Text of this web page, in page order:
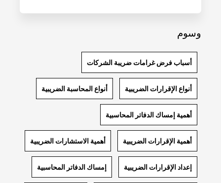
وسوم
أسباب فرض غرامات ضريبة الشركات
أنواع الإقرارات الضريبية أنواع المحاسبة الضريبية
أهمية إمساك الدفاتر المحاسبية
أهمية الإقرارات الضريبية أهمية الاستشارات الضريبية
إعداد الإقرارات الضريبية إمساك الدفاتر المحاسبية